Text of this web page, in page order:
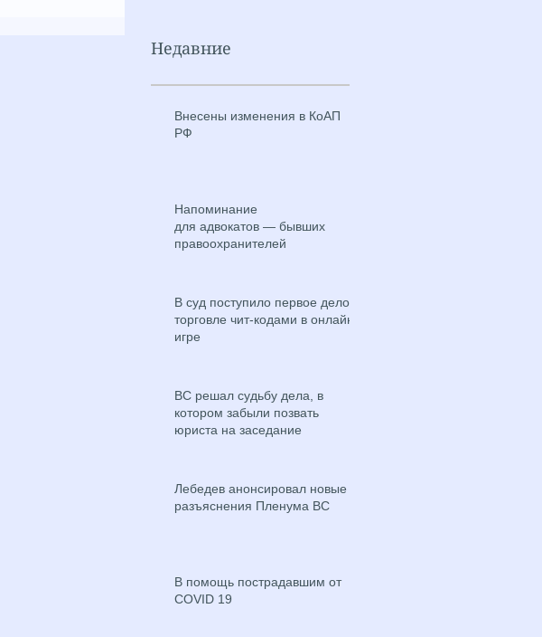
Недавние
Внесены изменения в КоАП
РФ
Напоминание
для адвокатов — бывших
правоохранителей
В суд поступило первое дело о
торговле чит-кодами в онлайн-
игре
ВС решал судьбу дела, в
котором забыли позвать
юриста на заседание
Лебедев анонсировал новые
разъяснения Пленума ВС
В помощь пострадавшим от
COVID 19